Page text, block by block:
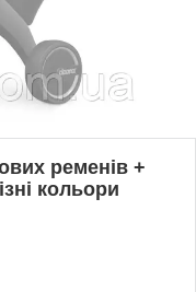
ременів +
кольори